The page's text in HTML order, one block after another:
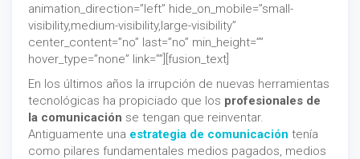
animation_direction=”left” hide_on_mobile=”small-
visibility,medium-visibility,large-visibility”
center_content=”no” last=”no” min_height=””
hover_type=”none” link=””][fusion_text]
En los últimos años la irrupción de nuevas herramientas
tecnológicas ha propiciado que los profesionales de
la comunicación se tengan que reinventar.
Antiguamente una estrategia de comunicación tenía
como pilares fundamentales medios pagados, medios